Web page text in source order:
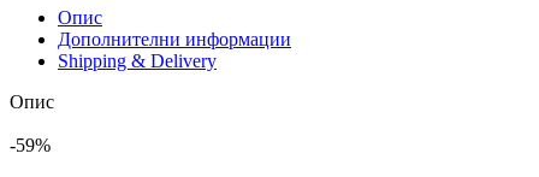
Опис
Дополнителни информации
Shipping & Delivery
Опис
-59%